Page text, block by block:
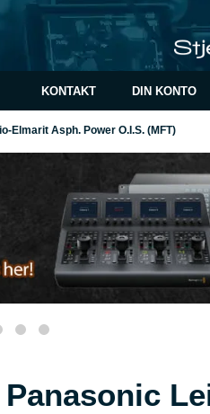
KONTAKT DIN KONTO
Elmarit Asph. Power O.I.S. (MFT)
Panasonic